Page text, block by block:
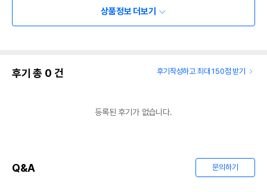
상품정보 더보기
후기 총 0 건 후기작성하고 최대 150점 받기
등록된 후기가 없습니다.
Q&A 문의하기